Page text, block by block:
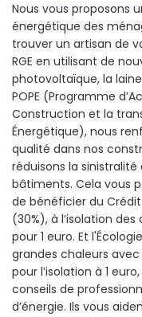
Nous vous proposons
énergétique des
trouver un artisan de
RGE en utilisant de
photovoltaïque, la
POPE (Programme
Construction et la
Énergétique), nous
qualité dans nos
réduisons la sinistralité
bâtiments. Cela vous
de bénéficier du
(30%), à l’isolation des
pour 1 euro. Et
grandes chaleurs avec !
pour l’isolation à 1
conseils de
d’énergie. Ils vous